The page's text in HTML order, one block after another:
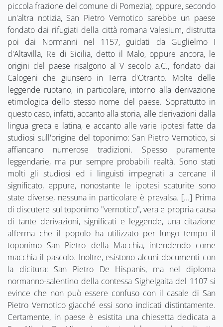
piccola frazione del comune di Pomezia), oppure, secondo
un'altra notizia, San Pietro Vernotico sarebbe un paese
fondato dai rifugiati della città romana Valesium, distrutta
poi dai Normanni nel 1157, guidati da Guglielmo I
d'Altavilla, Re di Sicilia, detto il Malo, oppure ancora, le
origini del paese risalgono al V secolo a.C., fondato dai
Calogeni che giunsero in Terra d'Otranto. Molte delle
leggende ruotano, in particolare, intorno alla derivazione
etimologica dello stesso nome del paese. Soprattutto in
questo caso, infatti, accanto alla storia, alle derivazioni dalla
lingua greca e latina, e accanto alle varie ipotesi fatte da
studiosi sull'origine del toponimo: San Pietro Vernotico, si
affiancano numerose tradizioni. Spesso puramente
leggendarie, ma pur sempre probabili realtà. Sono stati
molti gli studiosi ed i linguisti impegnati a cercane il
significato, eppure, nonostante le ipotesi scaturite sono
state diverse, nessuna in particolare è prevalsa. [...] Prima
di discutere sul toponimo "vernotico", vera e propria causa
di tante derivazioni, significati e leggende, una citazione
afferma che il popolo ha utilizzato per lungo tempo il
toponimo San Pietro della Macchia, intendendo come
macchia il pascolo. Inoltre, esistono alcuni documenti con
la dicitura: San Pietro De Hispanis, ma nel diploma
normanno-salentino della contessa Sighelgaita del 1107 si
evince che non può essere confuso con il casale di San
Pietro Vernotico giacché essi sono indicati distintamente.
Certamente, in paese è esistita una chiesetta dedicata a